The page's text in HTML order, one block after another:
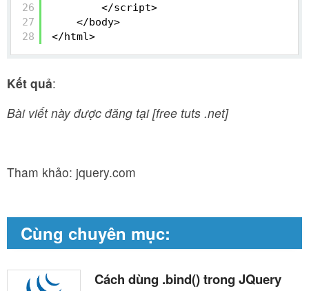
26
27
28
</script>
</body>
</html>
Kết quả:
Bài viết này được đăng tại [free tuts .net]
Tham khảo: jquery.com
Cùng chuyên mục:
Cách dùng .bind() trong JQuery